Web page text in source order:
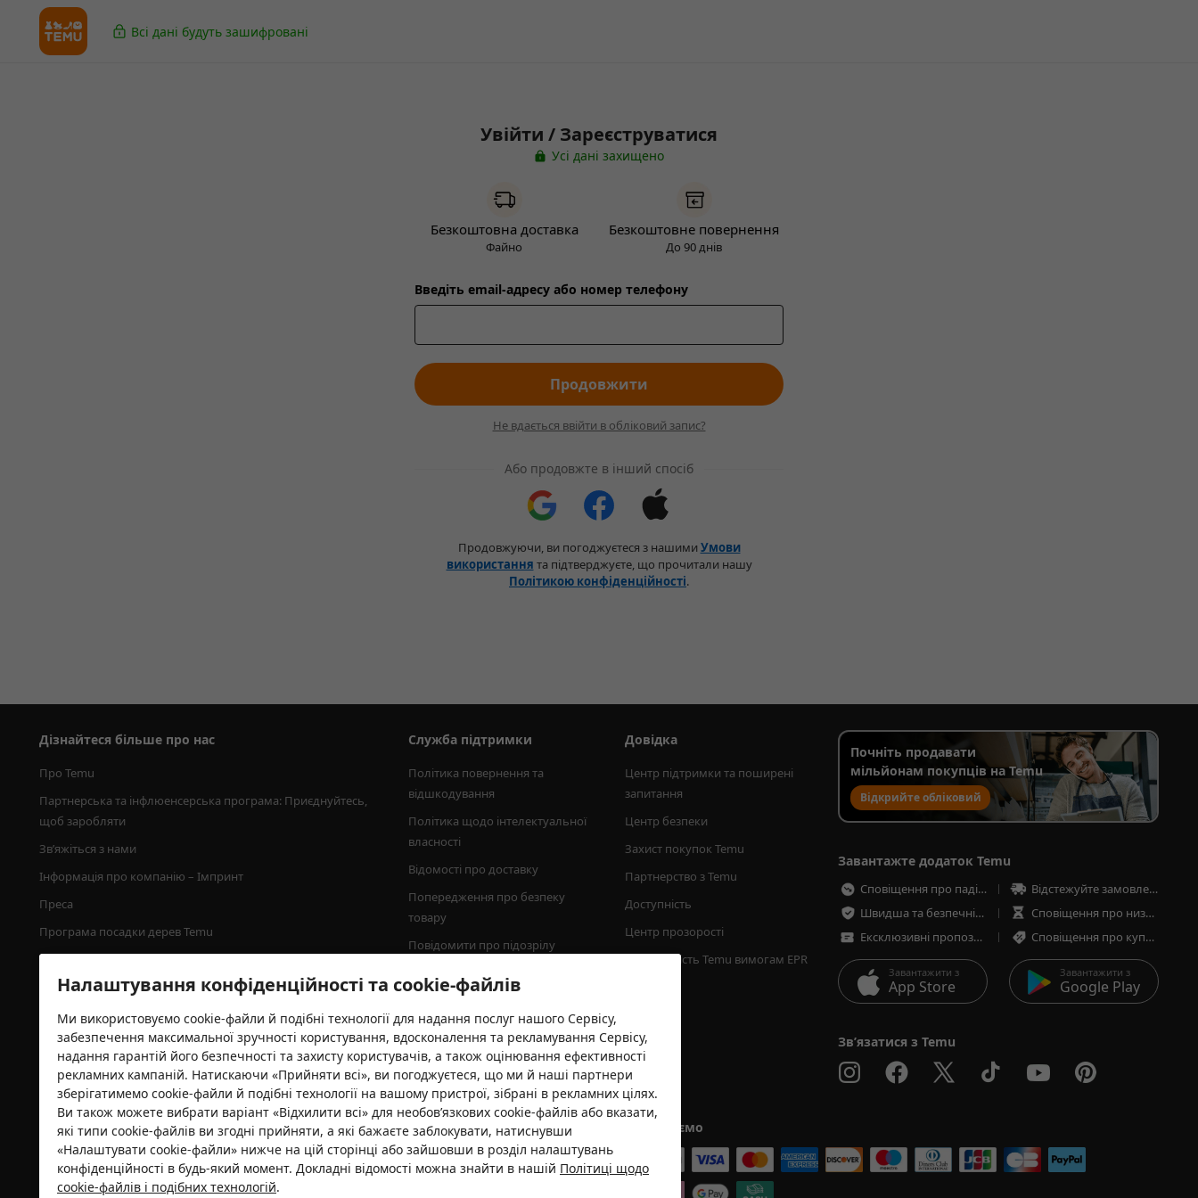
Всі дані будуть зашифровані
Увійти / Зареєструватися
Усі дані захищено
Безкоштовна доставка
Файно
Безкоштовне повернення
До 90 днів
Введіть email-адресу або номер телефону
Продовжити
Не вдається ввійти в обліковий запис?
Або продовжте в інший спосіб
Продовжуючи, ви погоджуєтеся з нашими Умови
використання та підтверджуєте, що прочитали нашу
Політикою конфіденційності.
Дізнайтеся більше про нас
Про Temu
Партнерська та інфлюенсерська програма: Приєднуйтесь,
щоб заробляти
Зв’яжіться з нами
Інформація про компанію – Імпринт
Преса
Програма посадки дерев Temu
Служба підтримки
Політика повернення та
відшкодування
Політика щодо інтелектуальної
власності
Відомості про доставку
Попередження про безпеку
товару
Повідомити про підозрілу
Мінімальна сума замовлення
Довідка
Центр підтримки та поширені
запитання
Центр безпеки
Захист покупок Temu
Партнерство з Temu
Доступність
Центр прозорості
Відповідність Temu вимогам EPR
Почніть продавати
мільйонам покупців на Temu
Відкрийте обліковий
запис для продажу
Завантажте додаток Temu
Сповіщення про падіння цін
Відстежуйте замовлення в будь-який час
Швидша та безпечніша оплата
Сповіщення про низькі запаси товарів
Ексклюзивні пропозиції
Сповіщення про купони та пропозиції
Завантажити з
App Store
Завантажити з
Google Play
Зв’язатися з Temu
Сертифікат безпеки Ми приймаємо
Налаштування конфіденційності та cookie-файлів
Ми використовуємо cookie-файли й подібні технології для надання послуг нашого Сервісу,
забезпечення максимальної зручності користування, вдосконалення та рекламування Сервісу,
надання гарантій його безпечності та захисту користувачів, а також оцінювання ефективності
рекламних кампаній. Натискаючи «Прийняти всі», ви погоджуєтеся, що ми й наші партнери
зберігатимемо cookie-файли й подібні технології на вашому пристрої, зібрані в рекламних цілях.
Ви також можете вибрати варіант «Відхилити всі» для необов’язкових cookie-файлів або вказати,
які типи cookie-файлів ви згодні прийняти, а які бажаєте заблокувати, натиснувши
«Налаштувати cookie-файли» нижче на цій сторінці або зайшовши в розділ налаштувань
конфіденційності в будь-який момент. Докладні відомості можна знайти в нашій Політиці щодо
cookie-файлів і подібних технологій.